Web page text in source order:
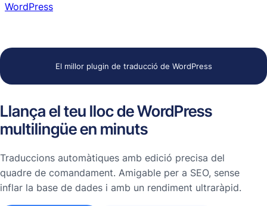
WordPress
El millor plugin de traducció de WordPress
Llança el teu lloc de WordPress
multilingüe en minuts
Traduccions automàtiques amb edició precisa del
quadre de comandament. Amigable per a SEO, sense
inflar la base de dades i amb un rendiment ultraràpid.